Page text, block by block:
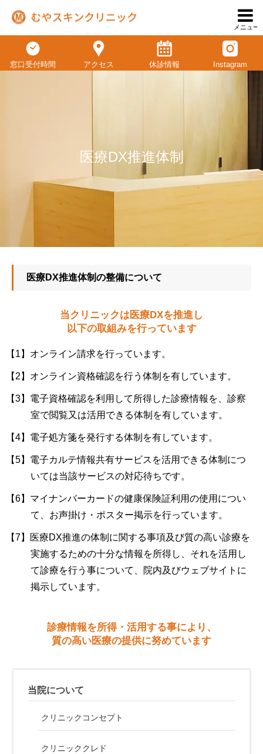
メニュー
窓口受付時間 アクセス 休診情報 Instagram
医療DX推進体制
医療DX推進体制の整備について
当クリニックは医療DXを推進し
以下の取組みを行っています
オンライン請求を行っています。
オンライン資格確認を行う体制を有しています。
電子資格確認を利用して所得した診療情報を、診察
室で閲覧又は活用できる体制を有しています。
電子処方箋を発行する体制を有しています。
電子カルテ情報共有サービスを活用できる体制につ
いては当該サービスの対応待ちです。
マイナンバーカードの健康保険証利用の使用につい
て、お声掛け・ポスター掲示を行っています。
医療DX推進の体制に関する事項及び質の高い診療を
実施するための十分な情報を所得し、それを活用し
て診療を行う事について、院内及びウェブサイトに
掲示しています。
診療情報を所得・活用する事により、
質の高い医療の提供に努めています
当院について
クリニックコンセプト
クリニッククレド